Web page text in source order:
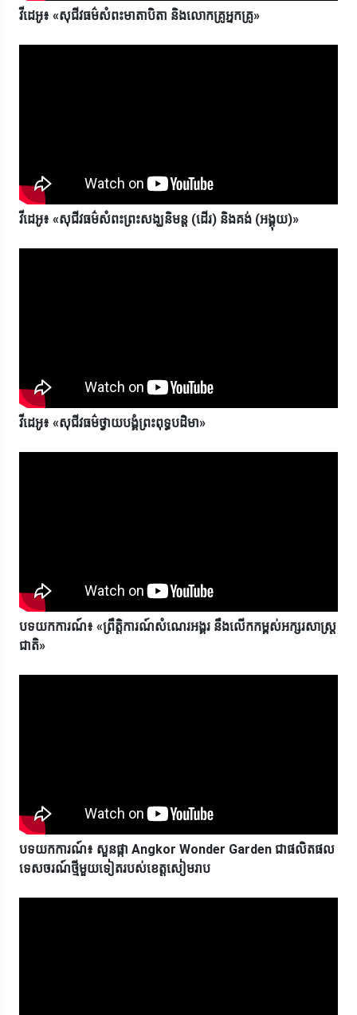
វីដេអូ៖ «សុជីវធម៌សំពះមាតាបិតា និងលោកគ្រូអ្នកគ្រូ»
វីដេអូ៖ «សុជីវធម៌សំពះព្រះសង្ឃនិមន្ត (ដើរ) និងគង់ (អង្គុយ)»
វីដេអូ៖ «សុជីវធម៌ថ្វាយបង្គំព្រះពុទ្ធបដិមា»
បទយកការណ៍៖ «ព្រឹត្តិការណ៍សំណេរអង្គរ នឹងលើកកម្ពស់អក្សរសាស្រ្ត
ជាតិ»
បទយកការណ៍៖ សួនផ្កា Angkor Wonder Garden ជាផលិតផល
ទេសចរណ៍ថ្មីមួយទៀតរបស់ខេត្តសៀមរាប